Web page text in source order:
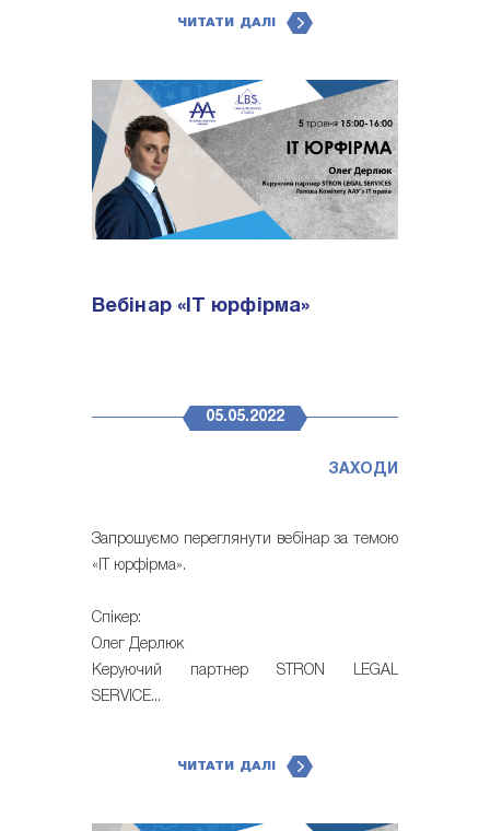
ЧИТАТИ ДАЛІ
Вебінар «IT юрфірма»
05.05.2022
ЗАХОДИ
Запрошуємо переглянути вебінар за темою
«IT юрфірма».
Спікер:
Олег Дерлюк
Керуючий партнер STRON LEGAL
SERVICE...
ЧИТАТИ ДАЛІ